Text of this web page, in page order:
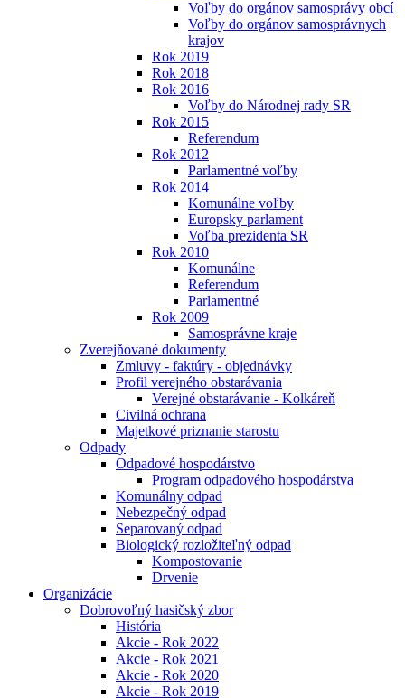
Voľby do orgánov samosprávy obcí
Voľby do orgánov samosprávnych
krajov
Rok 2019
Rok 2018
Rok 2016
Voľby do Národnej rady SR
Rok 2015
Referendum
Rok 2012
Parlamentné voľby
Rok 2014
Komunálne voľby
Europsky parlament
Voľba prezidenta SR
Rok 2010
Komunálne
Referendum
Parlamentné
Rok 2009
Samosprávne kraje
Zverejňované dokumenty
Zmluvy - faktúry - objednávky
Profil verejného obstarávania
Verejné obstarávanie - Kolkáreň
Civilná ochrana
Majetkové priznanie starostu
Odpady
Odpadové hospodárstvo
Program odpadového hospodárstva
Komunálny odpad
Nebezpečný odpad
Separovaný odpad
Biologický rozložiteľný odpad
Kompostovanie
Drvenie
Organizácie
Dobrovoľný hasičský zbor
História
Akcie - Rok 2022
Akcie - Rok 2021
Akcie - Rok 2020
Akcie - Rok 2019